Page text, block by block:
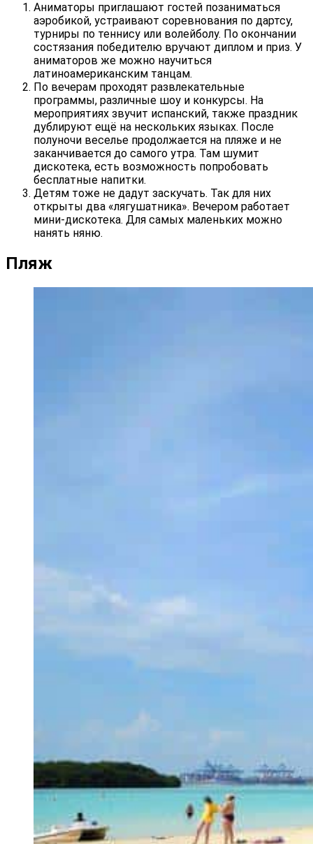
Аниматоры приглашают гостей позаниматься
аэробикой, устраивают соревнования по дартсу,
турниры по теннису или волейболу. По окончании
состязания победителю вручают диплом и приз. У
аниматоров же можно научиться
латиноамериканским танцам.
По вечерам проходят развлекательные
программы, различные шоу и конкурсы. На
мероприятиях звучит испанский, также праздник
дублируют ещё на нескольких языках. После
полуночи веселье продолжается на пляже и не
заканчивается до самого утра. Там шумит
дискотека, есть возможность попробовать
бесплатные напитки.
Детям тоже не дадут заскучать. Так для них
открыты два «лягушатника». Вечером работает
мини-дискотека. Для самых маленьких можно
нанять няню.
Пляж